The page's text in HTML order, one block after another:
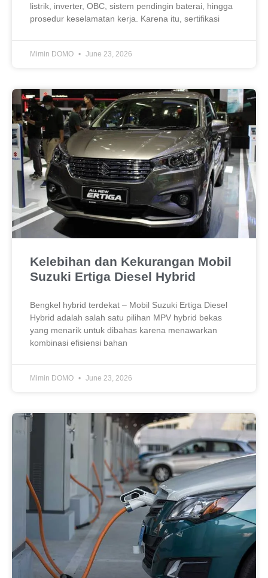
listrik, inverter, OBC, sistem pendingin baterai, hingga
prosedur keselamatan kerja. Karena itu, sertifikasi
Mimin DOMO June 23, 2026
Kelebihan dan Kekurangan Mobil
Suzuki Ertiga Diesel Hybrid
Bengkel hybrid terdekat – Mobil Suzuki Ertiga Diesel
Hybrid adalah salah satu pilihan MPV hybrid bekas
yang menarik untuk dibahas karena menawarkan
kombinasi efisiensi bahan
Mimin DOMO June 23, 2026